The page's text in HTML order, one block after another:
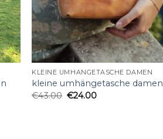
KLEINE UMHÄNGETASCHE DAMEN
kleine umhängetasche damen
€43.00 €24.00